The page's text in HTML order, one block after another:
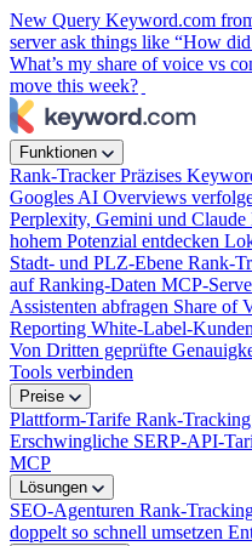
New Query Keyword.com
server ask things like “How
What’s my share of voice vs
move this week?
Funktionen
Rank-TrackerPräzises
Googles AI Overviews
Perplexity, Gemini und Claude
hohem Potenzial entdecken
Stadt- und PLZ-Ebene Rank-
auf Ranking-Daten MCP-
Assistenten abfragen Share of
Reporting White-Label-
Von Dritten geprüfte
Tools verbinden
Preise
Plattform-Tarife Rank-
Erschwingliche SERP-API-
MCP
Lösungen
SEO-Agenturen Rank-
doppelt so schnell umsetzen